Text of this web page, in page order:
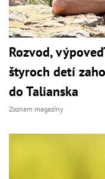
Rozvod,
štyroch detí
do Talianska
Zoznam magazíny